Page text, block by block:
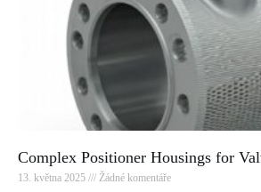
Complex Positioner Housings for
13. května 2025 Žádné komentáře